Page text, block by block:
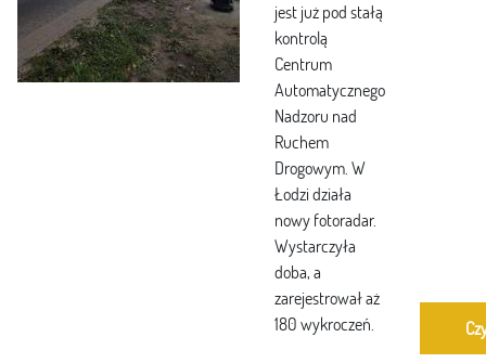
jest już pod stałą
kontrolą
Centrum
Automatycznego
Nadzoru nad
Ruchem
Drogowym. W
Łodzi działa
nowy fotoradar.
Wystarczyła
doba, a
zarejestrował aż
180 wykroczeń.